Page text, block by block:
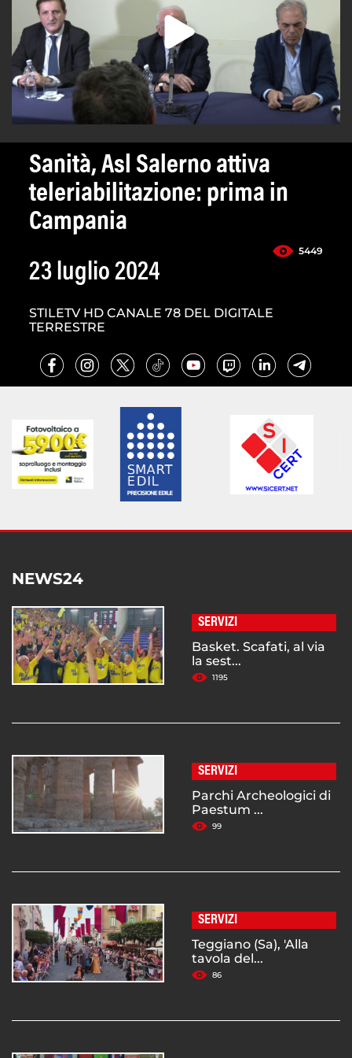
Sanità, Asl Salerno attiva
teleriabilitazione: prima in
Campania
5449
23 luglio 2024
STILETV HD CANALE 78 DEL DIGITALE
TERRESTRE
NEWS24
SERVIZI
Basket. Scafati, al via
la sest...
1195
SERVIZI
Parchi Archeologici di
Paestum ...
99
SERVIZI
Teggiano (Sa), 'Alla
tavola del...
86